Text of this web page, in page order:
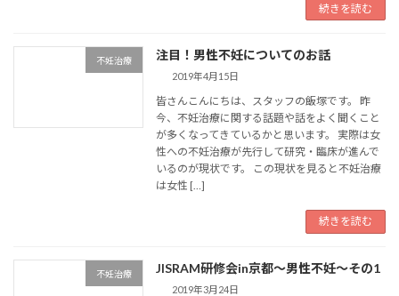
続きを読む
不妊治療 注目！男性不妊についてのお話
2019年4月15日
皆さんこんにちは、スタッフの飯塚です。 昨
今、不妊治療に関する話題や話をよく聞くこと
が多くなってきているかと思います。 実際は女
性への不妊治療が先行して研究・臨床が進んで
いるのが現状です。 この現状を見ると不妊治療
は女性 […]
続きを読む
不妊治療 JISRAM研修会in京都〜男性不妊〜その1
2019年3月24日